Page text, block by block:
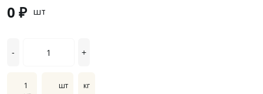
0 ₽ шт
- +
1
шт кг